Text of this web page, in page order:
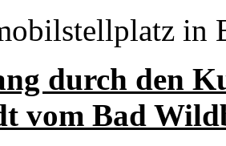
in
durch den
vom Bad